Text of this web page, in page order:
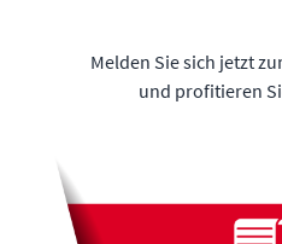
Melden Sie sich jetzt
und profitieren